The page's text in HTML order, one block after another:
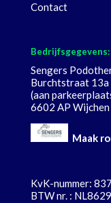
Contact
Bedrijfsgegevens:
Sengers
Burchtstraat 13a
(aan
6602 AP Wijchen
Maak
KvK-nummer:
BTW nr. :